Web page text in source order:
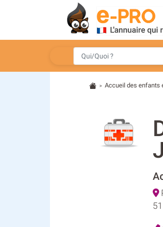
> Accueil des enfants